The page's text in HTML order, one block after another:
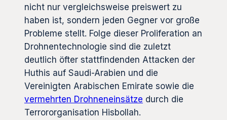
nicht nur vergleichsweise preiswert zu
haben ist, sondern jeden Gegner vor große
Probleme stellt. Folge dieser Proliferation an
Drohnentechnologie sind die zuletzt
deutlich öfter stattfindenden Attacken der
Huthis auf Saudi-Arabien und die
Vereinigten Arabischen Emirate sowie die
vermehrten Drohneneinsätze durch die
Terrororganisation Hisbollah.